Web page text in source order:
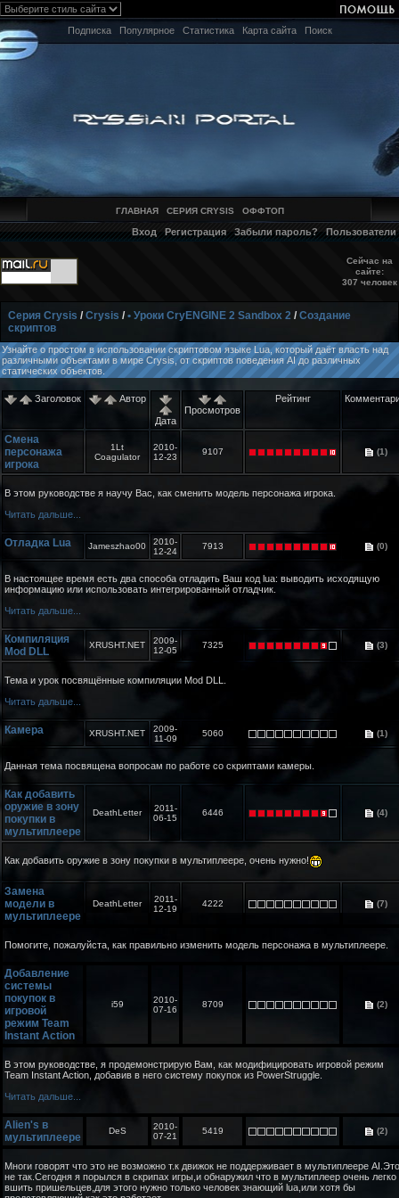
Подписка Популярное Статистика Карта сайта Поиск
ГЛАВНАЯ СЕРИЯ CRYSIS ОФФТОП
Вход Регистрация Забыли пароль? Пользователи
Сейчас на
сайте:
307 человек
Серия Crysis /Crysis /• Уроки CryENGINE 2 Sandbox 2 /Создание
скриптов
Узнайте о простом в использовании скриптовом языке Lua, который даёт власть над
различными объектами в мире Crysis, от скриптов поведения AI до различных
статических объектов.
Заголовок Автор
Дата
Просмотров
Рейтинг
Смена
персонажа
игрока
1Lt
Coagulator
2010-
12-23
9107 (1)
В этом руководстве я научу Вас, как сменить модель персонажа игрока.
Читать дальше...
Отладка Lua Jameszhao00
2010-
12-24
7913 (0)
В настоящее время есть два способа отладить Ваш код lua: выводить исходящую
информацию или использовать интегрированный отладчик.
Читать дальше...
Компиляция
Mod DLL
XRUSHT.NET
2009-
12-05
7325 (3)
Тема и урок посвящённые компиляции Mod DLL.
Читать дальше...
Камера XRUSHT.NET
2009-
11-09
5060 (1)
Данная тема посвящена вопросам по работе со скриптами камеры.
Как добавить
оружие в зону
покупки в
мультиплеере
DeathLetter
2011-
06-15
6446 (4)
Как добавить оружие в зону покупки в мультиплеере, очень нужно!
Замена
модели в
мультиплеере
DeathLetter
2011-
12-19
4222 (7)
Помогите, пожалуйста, как правильно изменить модель персонажа в мультиплеере.
Добавление
системы
покупок в
игровой
режим Team
Instant Action
i59
2010-
07-16
8709 (2)
В этом руководстве, я продемонстрирую Вам, как модифицировать игровой режим
Team Instant Action, добавив в него систему покупок из PowerStruggle.
Читать дальше...
Alien's в
мультиплеере
DeS
2010-
07-21
5419 (2)
Многи говорят что это не возможно т.к движок не поддерживает в мультиплеере AI.Это
не так.Сегодня я порылся в скрипах игры,и обнаружил что в мультиплеер очень легко
вшить пришельцев,для этого нужно только человек знающий lua,или хотя бы